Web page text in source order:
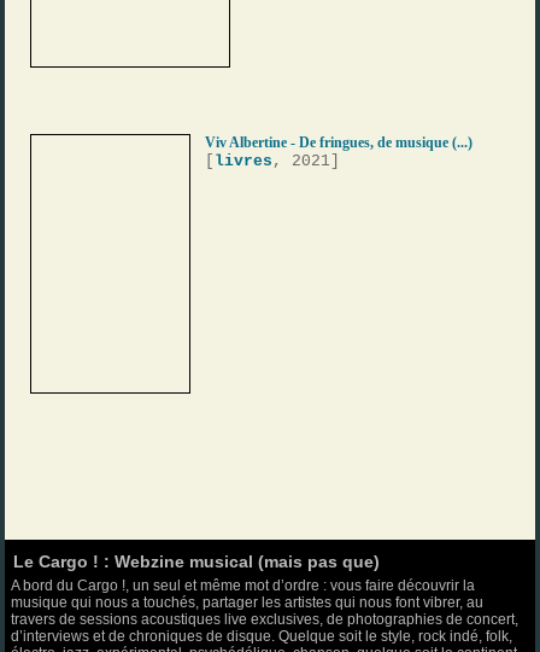
Viv Albertine - De fringues, de musique (...)
livres , 2021]
Le Cargo ! : Webzine musical (mais pas que)
A bord du Cargo !, un seul et même mot d’ordre : vous faire découvrir la
musique qui nous a touchés, partager les artistes qui nous font vibrer, au
travers de sessions acoustiques live exclusives, de photographies de concert,
d’interviews et de chroniques de disque. Quelque soit le style, rock indé, folk,